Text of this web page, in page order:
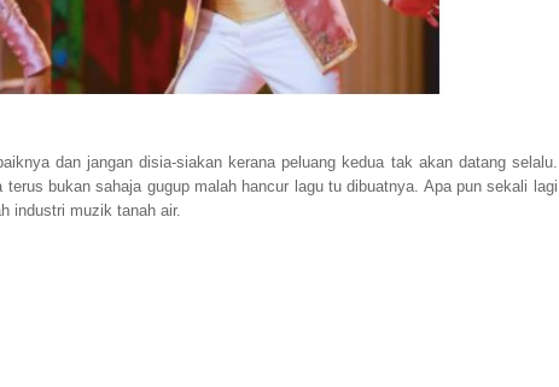
dan jangan disia-siakan kerana peluang kedua tak akan datang selalu.
bukan sahaja gugup malah hancur lagu tu dibuatnya. Apa pun sekali lagi
industri muzik tanah air.